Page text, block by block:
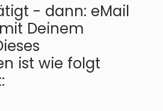
- dann: eMail
Deinem
ist wie folgt